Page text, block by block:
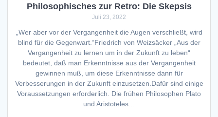
Philosophisches zur Retro: Die Skepsis
Juli 23, 2022
„Wer aber vor der Vergangenheit die Augen verschließt, wird
blind für die Gegenwart.“Friedrich von Weizsäcker „Aus der
Vergangenheit zu lernen um in der Zukunft zu leben“
bedeutet, daß man Erkenntnisse aus der Vergangenheit
gewinnen muß, um diese Erkenntnisse dann für
Verbesserungen in der Zukunft einzusetzen.Dafür sind einige
Voraussetzungen erforderlich. Die frühen Philosophen Plato
und Aristoteles…